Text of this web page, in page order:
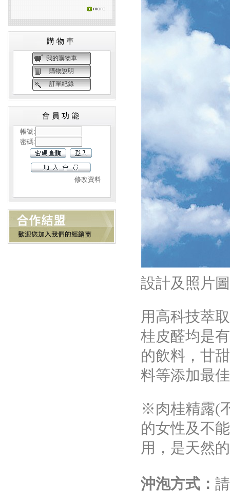
購物車
我的購物車
購物說明
訂單紀錄
會員功能
帳號:
密碼:
修改資料
設計及照片
用高科技萃
桂皮醛均是
的飲料，甘
料等添加最
※肉桂精露(
的女性及不
用，是天然
沖泡方式：